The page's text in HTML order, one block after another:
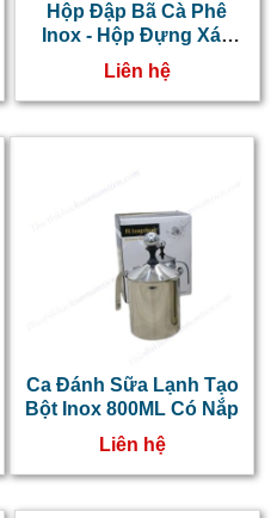
Hộp Đập Bã Cà Phê
Inox - Hộp Đựng Xác
Cà Phê
Liên hệ
Ca Đánh Sữa Lạnh Tạo
Bột Inox 800ML Có Nắp
Liên hệ